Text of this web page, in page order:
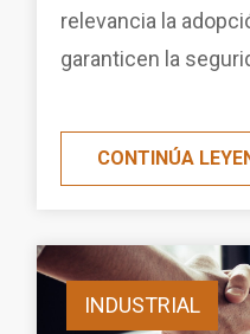
relevancia la
garanticen la
CONTINÚA
INDUSTRIAL